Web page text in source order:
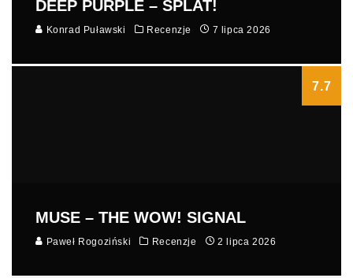
DEEP PURPLE – SPLAT!
Konrad Puławski Recenzje 7 lipca 2026
7.7
MUSE – THE WOW! SIGNAL
Paweł Rogoziński Recenzje 2 lipca 2026